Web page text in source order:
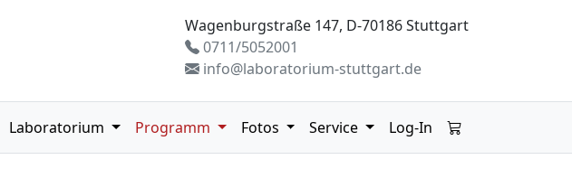
Wagenburgstraße 147, D-70186 Stuttgart
0711/5052001
info@laboratorium-stuttgart.de
Laboratorium Programm Fotos Service Log-In